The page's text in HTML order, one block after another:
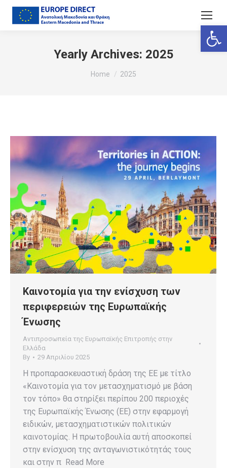
Yearly Archives: 2025
You are here:
Home 2025
Καινοτομία για την ενίσχυση των
περιφερειών της Ευρωπαϊκής
Ένωσης
Αντιπροσωπεία της Ευρωπαϊκής Επιτροπής στην
Ελλάδα
By
29 Απριλίου 2025
Η προπαρασκευαστική δράση της ΕΕ με τίτλο
«Καινοτομία για τον μετασχηματισμό με βάση
τον τόπο» θα στηρίξει περίπου 200 περιοχές
της Ευρωπαϊκής Ένωσης (ΕΕ) στην εφαρμογή
ειδικών, μετασχηματιστικών πολιτικών
καινοτομίας. Η πρωτοβουλία αυτή αποσκοπεί
στην ενίσχυση της ανταγωνιστικότητάς τους
και στην π Read More